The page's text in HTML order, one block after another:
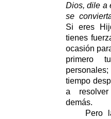
Dios, dile a
se
Si eres
tienes
ocasión
primero
tiempo
a
demás.
Pero la